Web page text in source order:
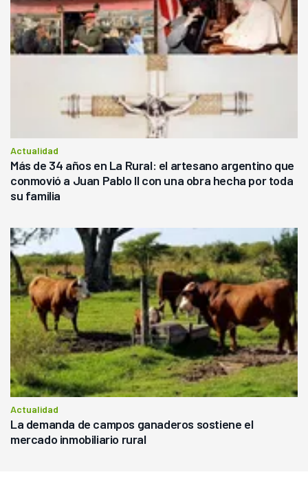
Actualidad
Más de 34 años en La Rural: el artesano argentino que
conmovió a Juan Pablo II con una obra hecha por toda
su familia
Actualidad
La demanda de campos ganaderos sostiene el
mercado inmobiliario rural